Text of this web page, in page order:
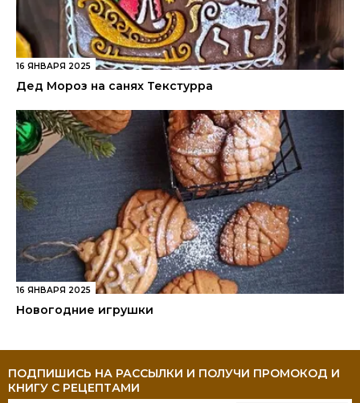
16 ЯНВАРЯ 2025
Дед Мороз на санях Текстурра
16 ЯНВАРЯ 2025
Новогодние игрушки
ПОДПИШИСЬ НА РАССЫЛКИ И ПОЛУЧИ ПРОМОКОД И
КНИГУ С РЕЦЕПТАМИ